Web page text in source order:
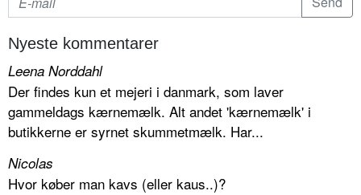
Nyeste kommentarer
Leena Norddahl
Der findes kun et mejeri i danmark, som laver
gammeldags kærnemælk. Alt andet 'kærnemælk' i
butikkerne er syrnet skummetmælk. Har...
Nicolas
Hvor køber man kavs (eller kaus..)?